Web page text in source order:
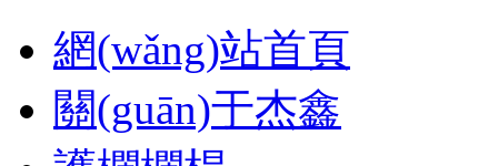
網(wǎng)站首頁
關(guān)于杰鑫